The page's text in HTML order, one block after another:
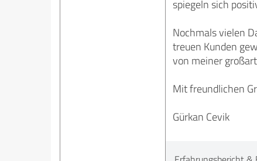
spiegeln sich
Nochmals vielen
treuen Kunden
von meiner
Mit freundlichen
Gürkan Cevik